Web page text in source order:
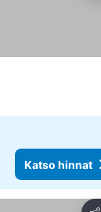
Katso hinnat